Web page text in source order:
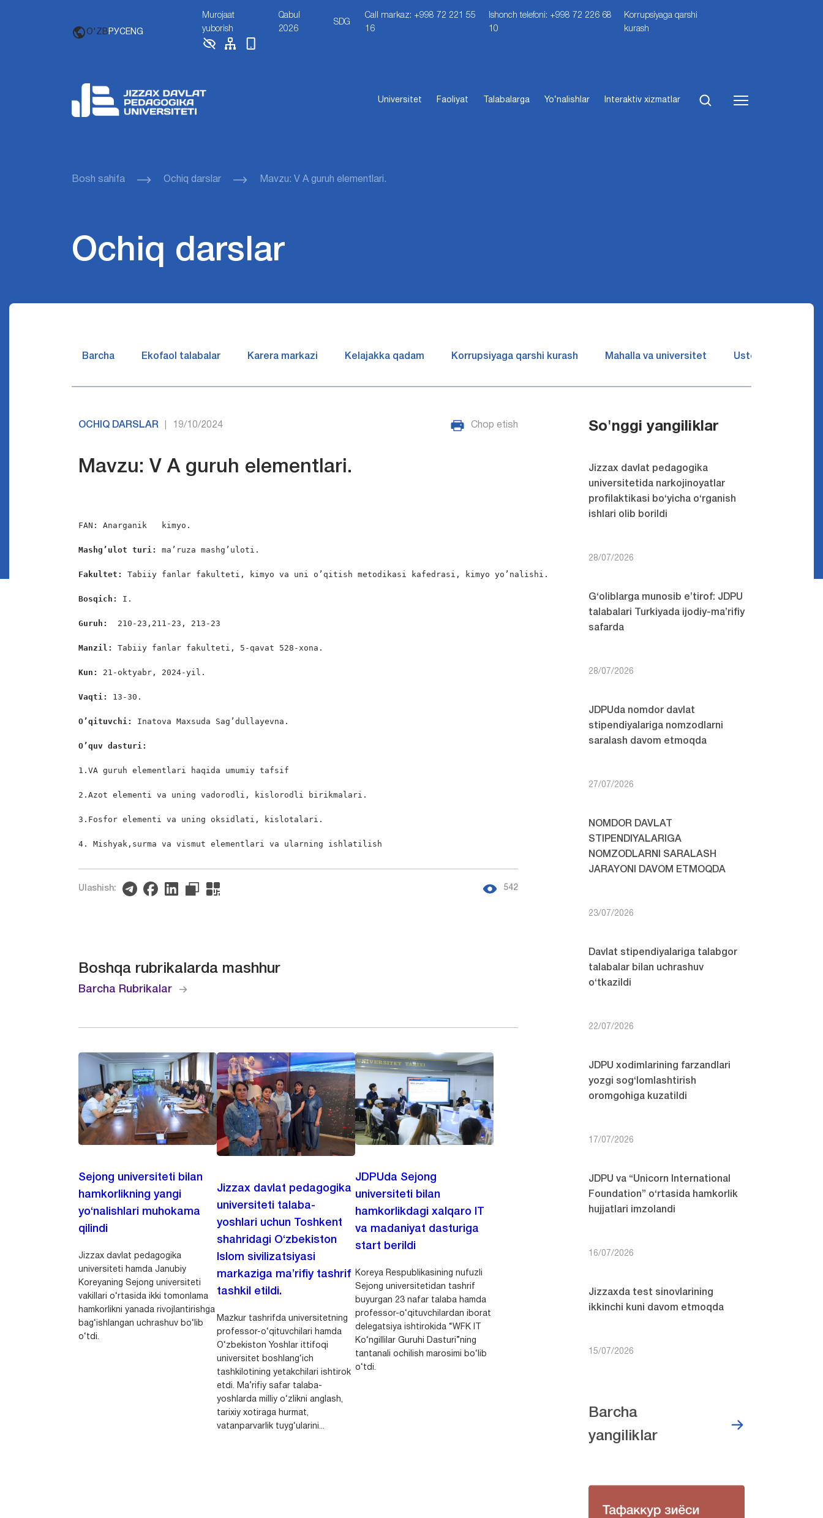
O'ZB РУСENG
Murojaat
yuborish
Qabul
2026
SDG
Call markaz: +998 72 221 55
16
Ishonch telefoni: +998 72 226 68
10
Korrupsiyaga qarshi
kurash
Universitet Faoliyat Talabalarga Yo‘nalishlar Interaktiv xizmatlar
Bosh sahifa Ochiq darslar Mavzu: V A guruh elementlari.
Ochiq darslar
Barcha Ekofaol talabalar Karera markazi Kelajakka qadam Korrupsiyaga qarshi kurash Mahalla va universitet Ustozlar suhbatin
OCHIQ DARSLAR 19/10/2024 Chop etish
Mavzu: V A guruh elementlari.
FAN: Anarganik   kimyo.
Mashg’ulot turi: ma’ruza mashg’uloti.
Fakultet: Tabiiy fanlar fakulteti, kimyo va uni o’qitish metodikasi kafedrasi, kimyo yo’nalishi.
Bosqich: I.
Guruh: 210-23,211-23, 213-23
Manzil: Tabiiy fanlar fakulteti, 5-qavat 528-xona.
Kun: 21-oktyabr, 2024-yil.
Vaqti: 13-30.
O’qituvchi: Inatova Maxsuda Sag’dullayevna.
O’quv dasturi:
1.VA guruh elementlari haqida umumiy tafsif
2.Azot elementi va uning vadorodli, kislorodli birikmalari.
3.Fosfor elementi va uning oksidlati, kislotalari.
4. Mishyak,surma va vismut elementlari va ularning ishlatilish
Ulashish: 542
Boshqa rubrikalarda mashhur
Barcha Rubrikalar
Sejong universiteti bilan
hamkorlikning yangi
yo‘nalishlari muhokama
qilindi
Jizzax davlat pedagogika
universiteti hamda Janubiy
Koreyaning Sejong universiteti
vakillari o‘rtasida ikki tomonlama
hamkorlikni yanada rivojlantirishga
bag‘ishlangan uchrashuv bo‘lib
o‘tdi.
Jizzax davlat pedagogika
universiteti talaba-
yoshlari uchun Toshkent
shahridagi O‘zbekiston
Islom sivilizatsiyasi
markaziga ma’rifiy tashrif
tashkil etildi.
Mazkur tashrifda universitetning
professor-o‘qituvchilari hamda
O‘zbekiston Yoshlar ittifoqi
universitet boshlang‘ich
tashkilotining yetakchilari ishtirok
etdi. Ma’rifiy safar talaba-
yoshlarda milliy o‘zlikni anglash,
tarixiy xotiraga hurmat,
vatanparvarlik tuyg‘ularini...
JDPUda Sejong
universiteti bilan
hamkorlikdagi xalqaro IT
va madaniyat dasturiga
start berildi
Koreya Respublikasining nufuzli
Sejong universitetidan tashrif
buyurgan 23 nafar talaba hamda
professor-o‘qituvchilardan iborat
delegatsiya ishtirokida “WFK IT
Ko‘ngillilar Guruhi Dasturi”ning
tantanali ochilish marosimi bo‘lib
o‘tdi.
So'nggi yangiliklar
Jizzax davlat pedagogika
universitetida narkojinoyatlar
profilaktikasi bo‘yicha o‘rganish
ishlari olib borildi
28/07/2026
G‘oliblarga munosib e’tirof: JDPU
talabalari Turkiyada ijodiy-ma’rifiy
safarda
28/07/2026
JDPUda nomdor davlat
stipendiyalariga nomzodlarni
saralash davom etmoqda
27/07/2026
NOMDOR DAVLAT
STIPENDIYALARIGA
NOMZODLARNI SARALASH
JARAYONI DAVOM ETMOQDA
23/07/2026
Davlat stipendiyalariga talabgor
talabalar bilan uchrashuv
o‘tkazildi
22/07/2026
JDPU xodimlarining farzandlari
yozgi sog‘lomlashtirish
oromgohiga kuzatildi
17/07/2026
JDPU va “Unicorn International
Foundation” o‘rtasida hamkorlik
hujjatlari imzolandi
16/07/2026
Jizzaxda test sinovlarining
ikkinchi kuni davom etmoqda
15/07/2026
Barcha
yangiliklar